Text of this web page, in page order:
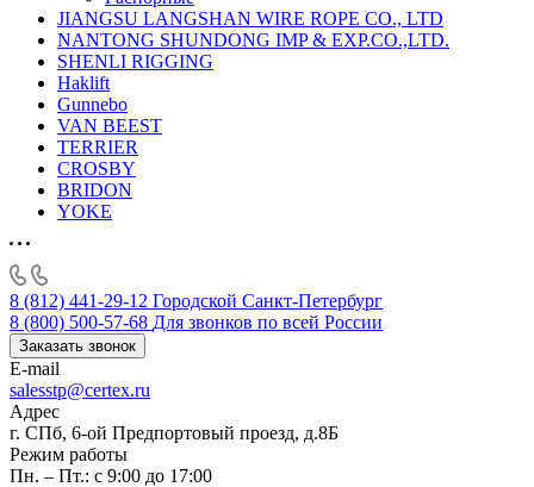
JIANGSU LANGSHAN WIRE ROPE CO., LTD
NANTONG SHUNDONG IMP & EXP.CO.,LTD.
SHENLI RIGGING
Haklift
Gunnebo
VAN BEEST
TERRIER
CROSBY
BRIDON
YOKE
8 (812) 441-29-12 Городской Санкт-Петербург
8 (800) 500-57-68 Для звонков по всей России
Заказать звонок
E-mail
salesstp@certex.ru
Адрес
г. СПб, 6-ой Предпортовый проезд, д.8Б
Режим работы
Пн. – Пт.: с 9:00 до 17:00